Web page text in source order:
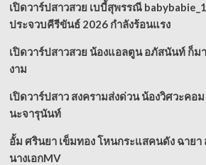
เปิดวาร์ปสาวสวย เบบี้สุพรรณี
ประจวบคีรีขันธ์ 2026 กำลังร้อนแรง
เปิดวาร์ปสาวสวย น้องแอลตูน อภัสนันท์ ก็
งาม
เปิดวาร์ปสาว สงครามส่งด่วน น้องวิศวะคอ
นะจารุนันท์
อั้ม ศรินยา เข็มทอง โหนกระแสคนดัง ฉาย
นางเอกMV